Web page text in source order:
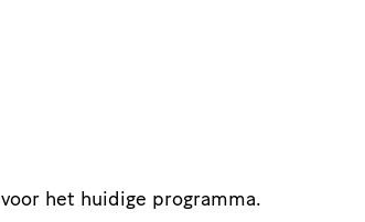
voor het huidige programma.